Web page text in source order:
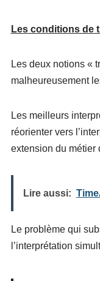
Les conditions de
Les deux notions «
malheureusement
Les meilleurs
réorienter vers
extension du métier
Lire aussi:
Le problème qui
l’interprétation